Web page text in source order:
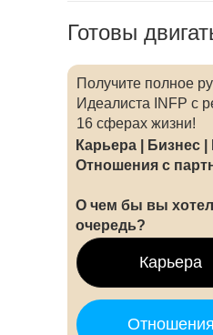
Готовы
Карьера | Бизнес |
Отношения с
О чем бы вы
очередь?
Получите полное
Идеалиста INFP с
16 сферах жизни!
Карьера
Отношения